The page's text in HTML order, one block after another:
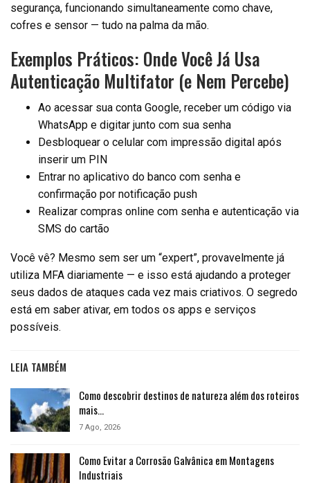
segurança, funcionando simultaneamente como chave,
cofres e sensor — tudo na palma da mão.
Exemplos Práticos: Onde Você Já Usa
Autenticação Multifator (e Nem Percebe)
Ao acessar sua conta Google, receber um código via
WhatsApp e digitar junto com sua senha
Desbloquear o celular com impressão digital após
inserir um PIN
Entrar no aplicativo do banco com senha e
confirmação por notificação push
Realizar compras online com senha e autenticação via
SMS do cartão
Você vê? Mesmo sem ser um “expert”, provavelmente já
utiliza MFA diariamente — e isso está ajudando a proteger
seus dados de ataques cada vez mais criativos. O segredo
está em saber ativar, em todos os apps e serviços
possíveis.
LEIA TAMBÉM
Como descobrir destinos de natureza além dos roteiros
mais…
7 Ago, 2026
Como Evitar a Corrosão Galvânica em Montagens
Industriais